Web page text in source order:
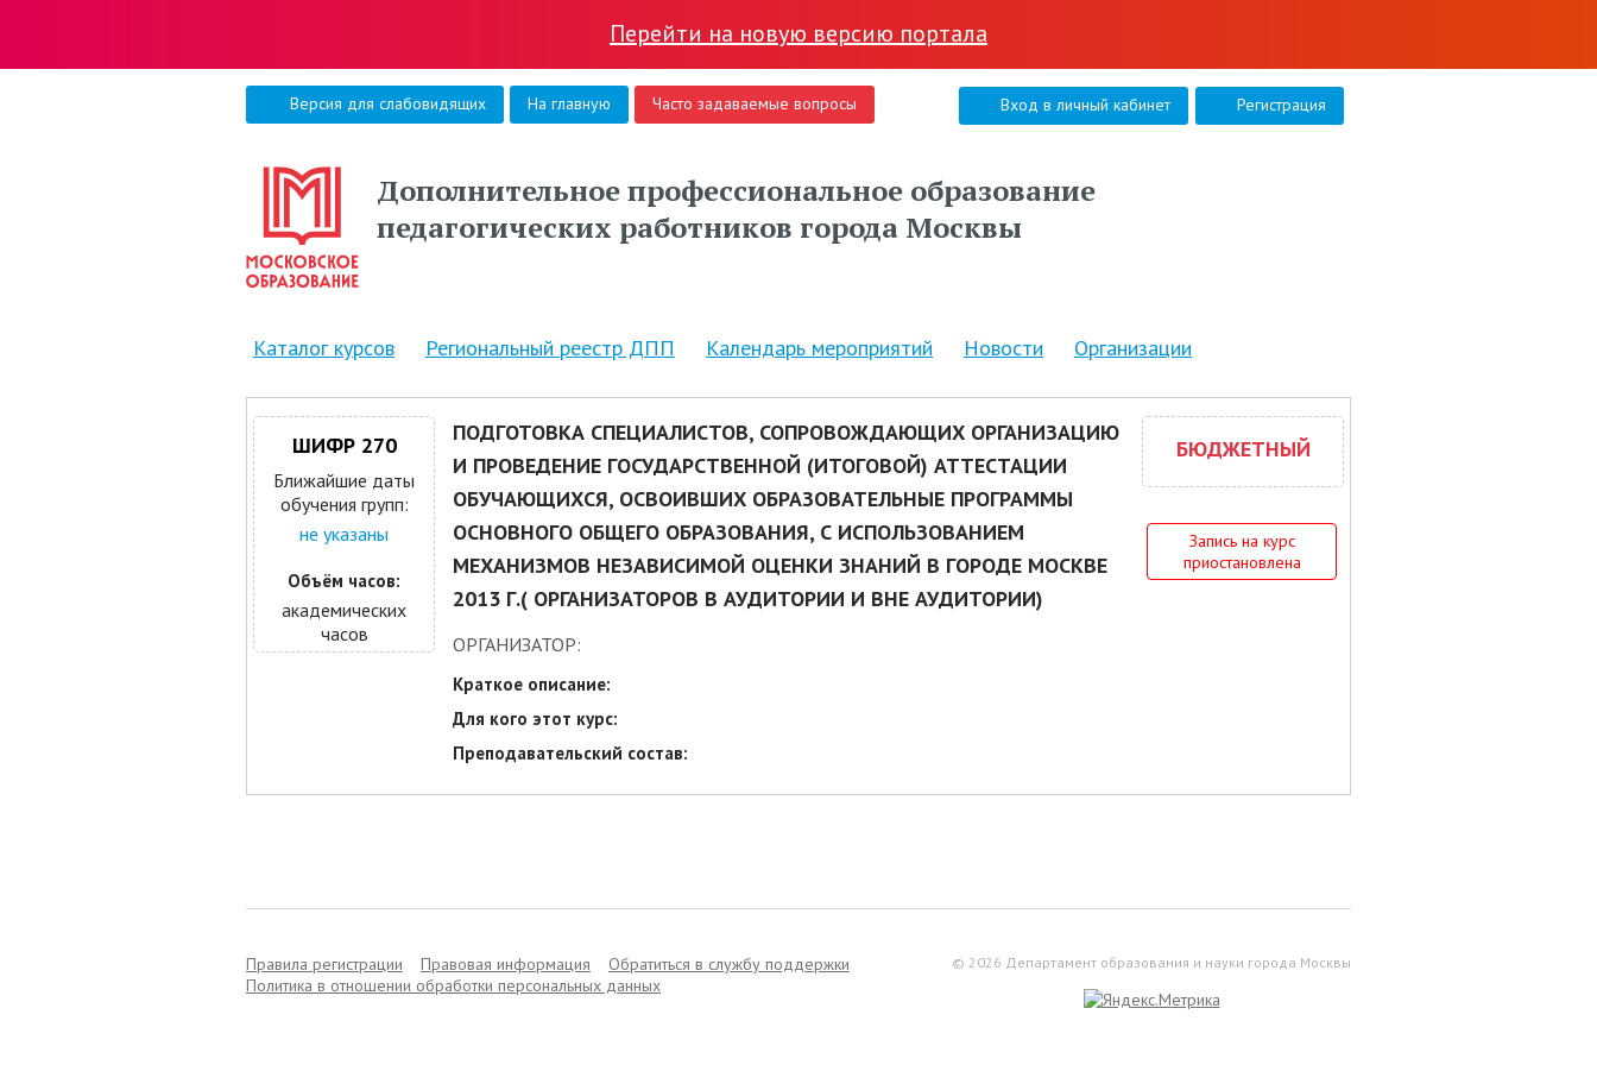
Перейти на новую версию портала
Версия для слабовидящих На главную Часто задаваемые вопросы Регистрация
Вход в личный кабинет
Дополнительное профессиональное образование
педагогических работников города Москвы
Каталог курсов Региональный реестр ДПП Календарь мероприятий Новости Организации
ШИФР 270
Ближайшие даты
обучения групп:
не указаны
Объём часов:
академических
часов
ПОДГОТОВКА СПЕЦИАЛИСТОВ, СОПРОВОЖДАЮЩИХ ОРГАНИЗАЦИЮ
И ПРОВЕДЕНИЕ ГОСУДАРСТВЕННОЙ (ИТОГОВОЙ) АТТЕСТАЦИИ
ОБУЧАЮЩИХСЯ, ОСВОИВШИХ ОБРАЗОВАТЕЛЬНЫЕ ПРОГРАММЫ
ОСНОВНОГО ОБЩЕГО ОБРАЗОВАНИЯ, С ИСПОЛЬЗОВАНИЕМ
МЕХАНИЗМОВ НЕЗАВИСИМОЙ ОЦЕНКИ ЗНАНИЙ В ГОРОДЕ МОСКВЕ
2013 Г.( ОРГАНИЗАТОРОВ В АУДИТОРИИ И ВНЕ АУДИТОРИИ)
ОРГАНИЗАТОР:
Краткое описание:
Для кого этот курс:
Преподавательский состав:
БЮДЖЕТНЫЙ
Запись на курс
приостановлена
Правила регистрации Правовая информация
Обратиться в службу поддержки
Политика в отношении обработки персональных данных
© 2026 Департамент образования и науки города Москвы